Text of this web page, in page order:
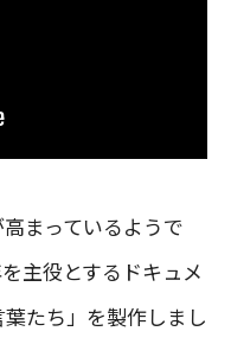
まっているようで
主役とするドキュメ
たち」を製作しまし